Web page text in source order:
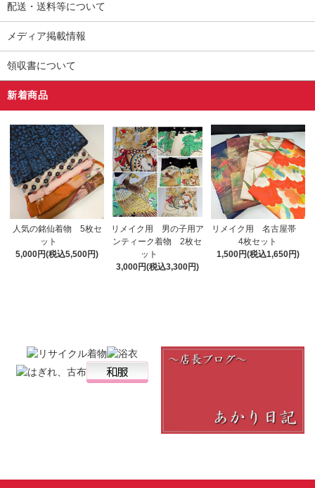
配送・送料等について
メディア掲載情報
領収書について
新着商品
人気の銘仙着物 5枚セ
ット
5,000円(税込5,500円)
リメイク用 男の子用ア
ンティーク着物 2枚セ
ット
3,000円(税込3,300円)
リメイク用 名古屋帯
4枚セット
1,500円(税込1,650円)